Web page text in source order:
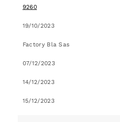
9260
19/10/2023
Factory Bla Sas
07/12/2023
14/12/2023
15/12/2023